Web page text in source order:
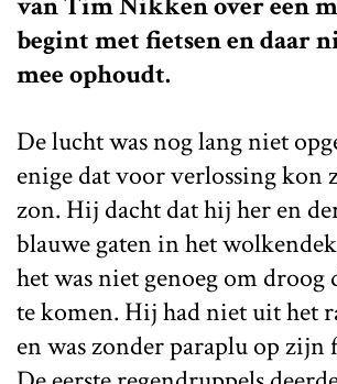
begint met fietsen en daar
mee ophoudt.
De lucht was nog lang niet
enige dat voor verlossing kon
zon. Hij dacht dat hij her en
blauwe gaten in het
het was niet genoeg om droog
te komen. Hij had niet uit het
en was zonder paraplu op zijn